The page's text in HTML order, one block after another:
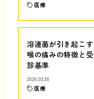
医療
溶連菌が引き起こす
喉の痛みの特徴と受
診基準
2026.03.30
医療